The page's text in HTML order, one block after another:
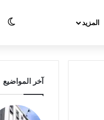
المزيد
آخر المواضيع